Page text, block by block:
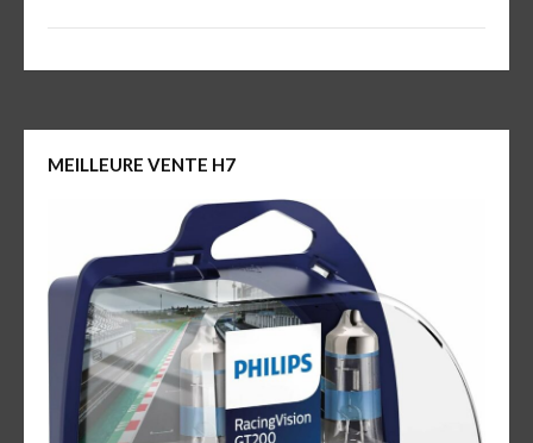
MEILLEURE VENTE H7